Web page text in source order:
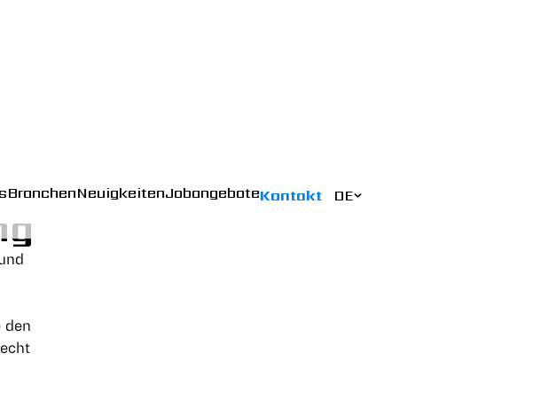
BranchenNeuigkeitenJobangeboteKontakt DE
den